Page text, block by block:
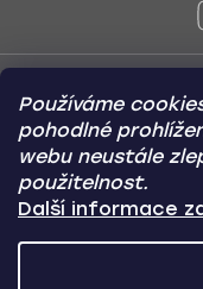
Používáme
pohodlné
webu neustále
použitelnost.
Další informace
Online